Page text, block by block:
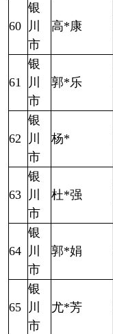
60
银
川
市
高*康
61
银
川
市
郭*乐
62
银
川
市
杨*
63
银
川
市
杜*强
64
银
川
市
郭*娟
65
银
川
市
尤*芳